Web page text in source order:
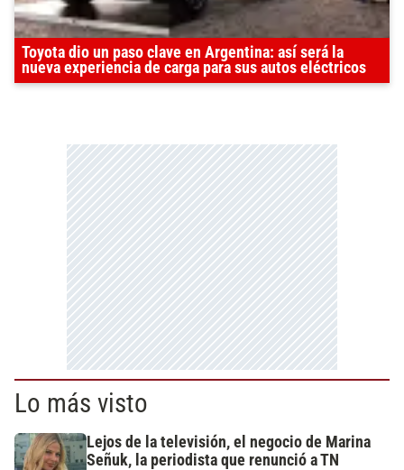
Toyota dio un paso clave en Argentina: así será la
nueva experiencia de carga para sus autos eléctricos
Lo más visto
Lejos de la televisión, el negocio de Marina
Señuk, la periodista que renunció a TN